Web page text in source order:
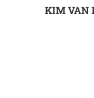
KIM VAN